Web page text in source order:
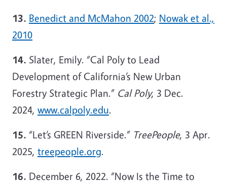
13. Benedict and McMahon 2002; Nowak et al.,
2010
14. Slater, Emily. “Cal Poly to Lead
Development of California’s New Urban
Forestry Strategic Plan.” Cal Poly, 3 Dec.
2024, www.calpoly.edu.
15. “Let’s GREEN Riverside.” TreePeople, 3 Apr.
2025, treepeople.org.
16. December 6, 2022. “Now Is the Time to